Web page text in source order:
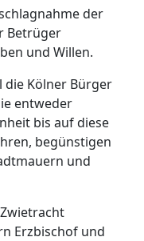
der
Betrüger
und Willen.
die Kölner Bürger
entweder
bis auf diese
begünstigen
und
Erzbischof und